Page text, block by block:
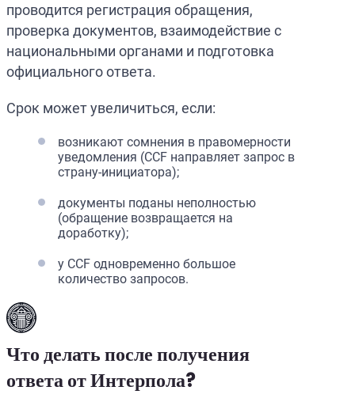
проводится регистрация обращения,
проверка документов, взаимодействие с
национальными органами и подготовка
официального ответа.
Срок может увеличиться, если:
возникают сомнения в правомерности
уведомления (CCF направляет запрос в
страну-инициатора);
документы поданы неполностью
(обращение возвращается на
доработку);
у CCF одновременно большое
количество запросов.
Что делать после получения
ответа от Интерпола?